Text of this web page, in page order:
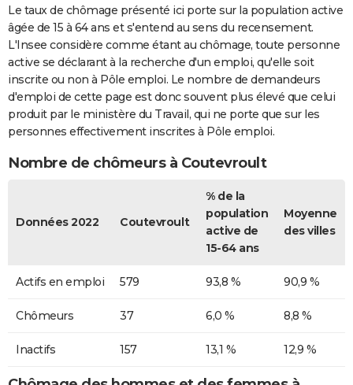
Le taux de chômage présenté ici porte sur la population active
âgée de 15 à 64 ans et s'entend au sens du recensement.
L'Insee considère comme étant au chômage, toute personne
active se déclarant à la recherche d'un emploi, qu'elle soit
inscrite ou non à Pôle emploi. Le nombre de demandeurs
d'emploi de cette page est donc souvent plus élevé que celui
produit par le ministère du Travail, qui ne porte que sur les
personnes effectivement inscrites à Pôle emploi.
Nombre de chômeurs à Coutevroult
Données 2022 Coutevroult
% de la
population
active de
15-64 ans
Moyenne
des villes
Actifs en emploi 579 93,8 % 90,9 %
Chômeurs 37 6,0 % 8,8 %
Inactifs 157 13,1 % 12,9 %